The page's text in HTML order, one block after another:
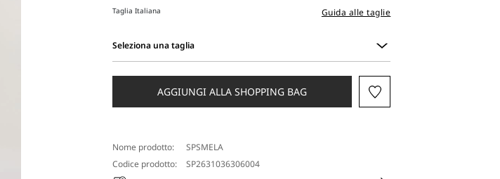
Taglia Italiana Guida alle taglie
Seleziona una taglia
una
AGGIUNGI ALLA SHOPPING BAG
Nome prodotto:
SPSMELA
Codice prodotto:
SP2631036306004